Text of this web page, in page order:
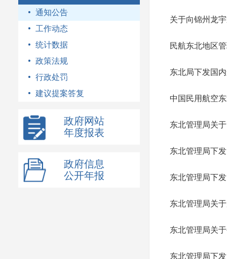
通知公告
工作动态
统计数据
政策法规
行政处罚
建议提案答复
政府网站
年度报表
政府信息
公开年报
关于向锦州龙
民航东北地区
东北局下发国
中国民用航空
东北管理局关
东北管理局下
东北管理局下
东北管理局关
东北管理局关
东北管理局下